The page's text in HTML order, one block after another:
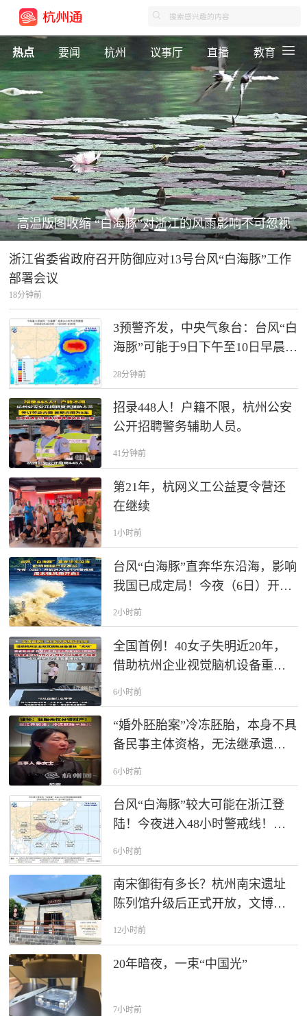
热点 要闻 杭州 议事厅 直播 教育
高温版图收缩 “白海豚”对浙江的风雨影响不可忽视
浙江省委省政府召开防御应对13号台风“白海豚”工作
部署会议
18分钟前
3预警齐发，中央气象台：台风“白
海豚”可能于9日下午至10日早晨在
浙江到福建北部沿海登陆；今晚
到明晚，云南、四川等地可能发
生山洪
28分钟前
招录448人！户籍不限，杭州公安
公开招聘警务辅助人员。
41分钟前
第21年，杭网义工公益夏令营还
在继续
1小时前
台风“白海豚”直奔华东沿海，影响
我国已成定局！今夜（6日）开始
进入48小时警戒线，周末强风雨
开启！
2小时前
全国首例！40女子失明近20年，
借助杭州企业视觉脑机设备重获
“光明”，这套设备定价在15万元左
右，预计2028年进入临床，或可
帮助千万患者重建视觉。
6小时前
“婚外胚胎案”冷冻胚胎，本身不具
备民事主体资格，无法继承遗
产。只有胚胎成功活体出生，非
婚生子女享有和婚生子女同等继
承权，才可以分割生父财产。
6小时前
台风“白海豚”较大可能在浙江登
陆！今夜进入48小时警戒线！浙
江启动防台风Ⅳ级应急响应
6小时前
南宋御街有多长？杭州南宋遗址
陈列馆升级后正式开放，文博推
荐官探秘“十里天街”
12小时前
20年暗夜，一束“中国光”
7小时前